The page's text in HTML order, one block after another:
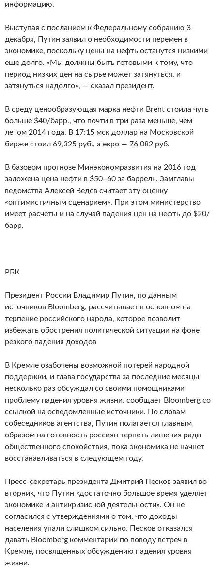
информацию.
Выступая с посланием к Федеральному собранию 3
декабря, Путин заявил о необходимости перемен в
экономике, поскольку цены на нефть останутся низкими
еще долго. «Мы должны быть готовыми к тому, что
период низких цен на сырье может затянуться, и
затянуться надолго», — сказал президент.
В среду ценообразующая марка нефти Brent стоила чуть
больше $40/барр., что почти в три раза меньше, чем
летом 2014 года. В 17:15 мск доллар на Московской
бирже стоил 69,325 руб., а евро — 76,082 руб.
В базовом прогнозе Минэкономразвития на 2016 год
заложена цена нефти в $50–60 за баррель. Замглавы
ведомства Алексей Ведев считает эту оценку
«оптимистичным сценарием». При этом министерство
имеет расчеты и на случай падения цен на нефть до $20/
барр.
РБК
Президент России Владимир Путин, по данным
источников Bloomberg, рассчитывает в основном на
терпение российского народа, которое позволит
избежать обострения политической ситуации на фоне
резкого падения доходов
В Кремле озабочены возможной потерей народной
поддержки, и глава государства за последние месяцы
несколько раз обсуждал со своими помощниками
проблему падения уровня жизни, сообщает Bloomberg со
ссылкой на осведомленные источники. По словам
собеседников агентства, Путин полагается главным
образом на готовность россиян терпеть лишения ради
общественного спокойствия, пока экономика не начнет
восстанавливаться в следующем году.
Пресс-секретарь президента Дмитрий Песков заявил во
вторник, что Путин «достаточно большое время уделяет
экономике и антикризисной деятельности». Он не
согласился с утверждениями о том, что доходы
населения упали слишком сильно. Песков отказался
давать Bloomberg комментарии по поводу встреч в
Кремле, посвященных обсуждению падения уровня
жизни.